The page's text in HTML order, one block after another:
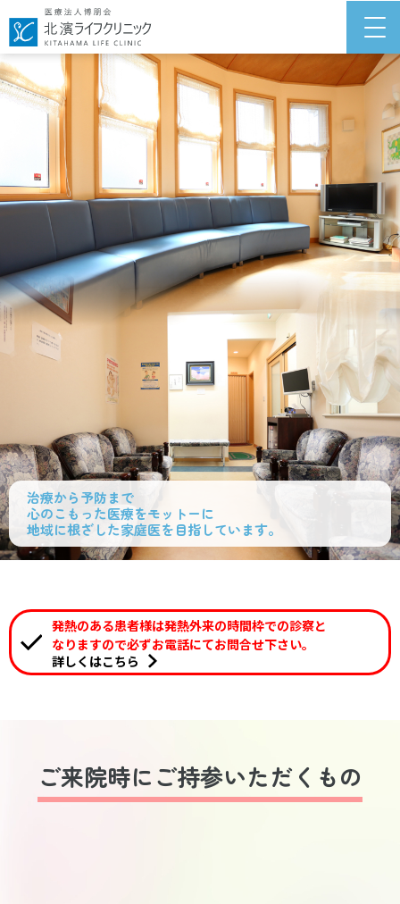
治療から予防まで
心のこもった医療をモットーに
地域に根ざした家庭医を目指しています。
発熱のある患者様は発熱外来の時間枠での診察と
なりますので必ずお電話にてお問合せ下さい。
詳しくはこちら
ご来院時にご持参いただくもの